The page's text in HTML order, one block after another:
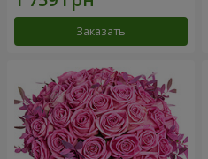
Заказать